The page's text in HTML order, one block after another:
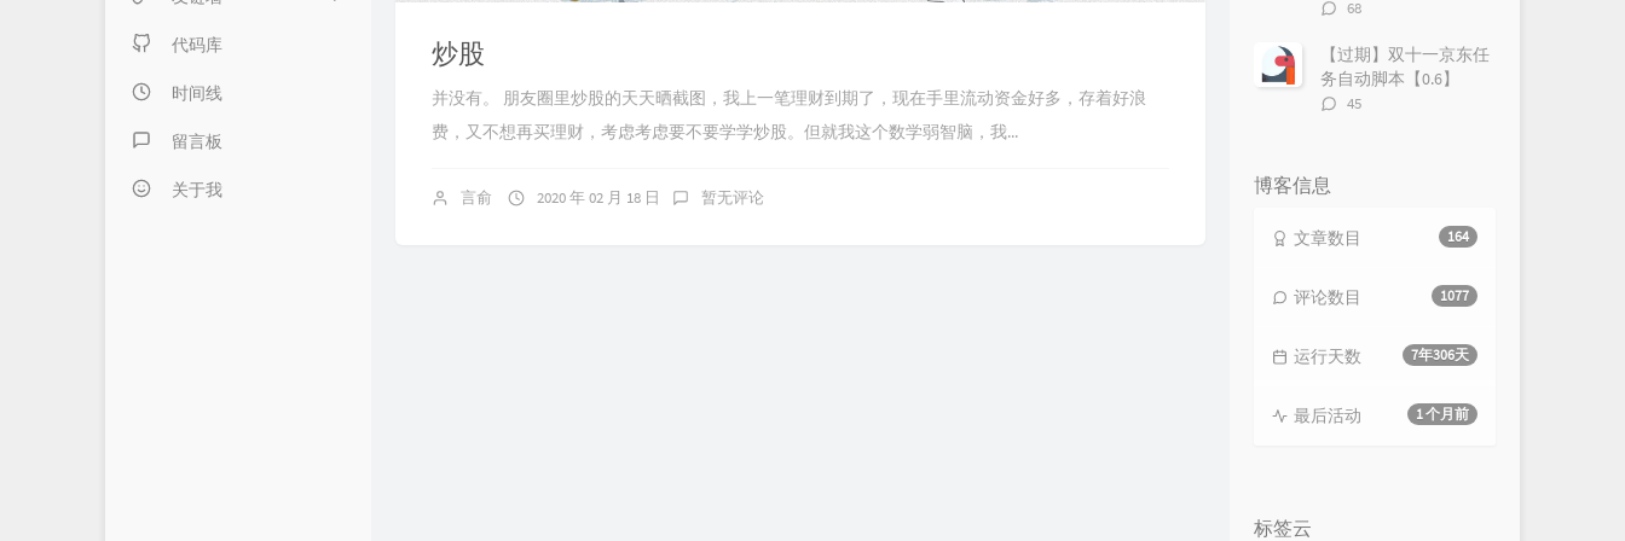
日记本子
懒得分类
内页链接 & 友链申请
FANTASY博客
伍言Blog
Albert's Blog
代码库
时间线
留言板
关于我
炒股
并没有。 朋友圈里炒股的天天晒截图，我上一笔理财到期了，现在手里流动资金好多，存着好浪
费，又不想再买理财，考虑考虑要不要学学炒股。但就我这个数学弱智脑，我...
言俞 2020 年 02 月 18 日 暂无评论
评
数：
68
【过期】双十一京东任
务自动脚本【0.6】
评
45
博客信息
164
文章数目
1077
评论数目
7年306天
运行天数
1 个月前
最后活动
标签云